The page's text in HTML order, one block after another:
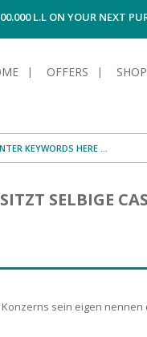
L.L ON YOUR NEXT
OFFERS
AFTER SUN
ANTIPERSPIRANTS &
SHAVING
HAIRLOSS MEN
SELBIGE
sein eigen